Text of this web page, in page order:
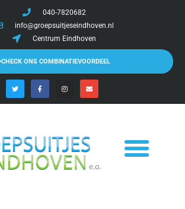
040-7820682
info@groepsuitjeseindhoven.nl
Centrum Eindhoven
CHECK ONS COMBINATIEVOORDEEL